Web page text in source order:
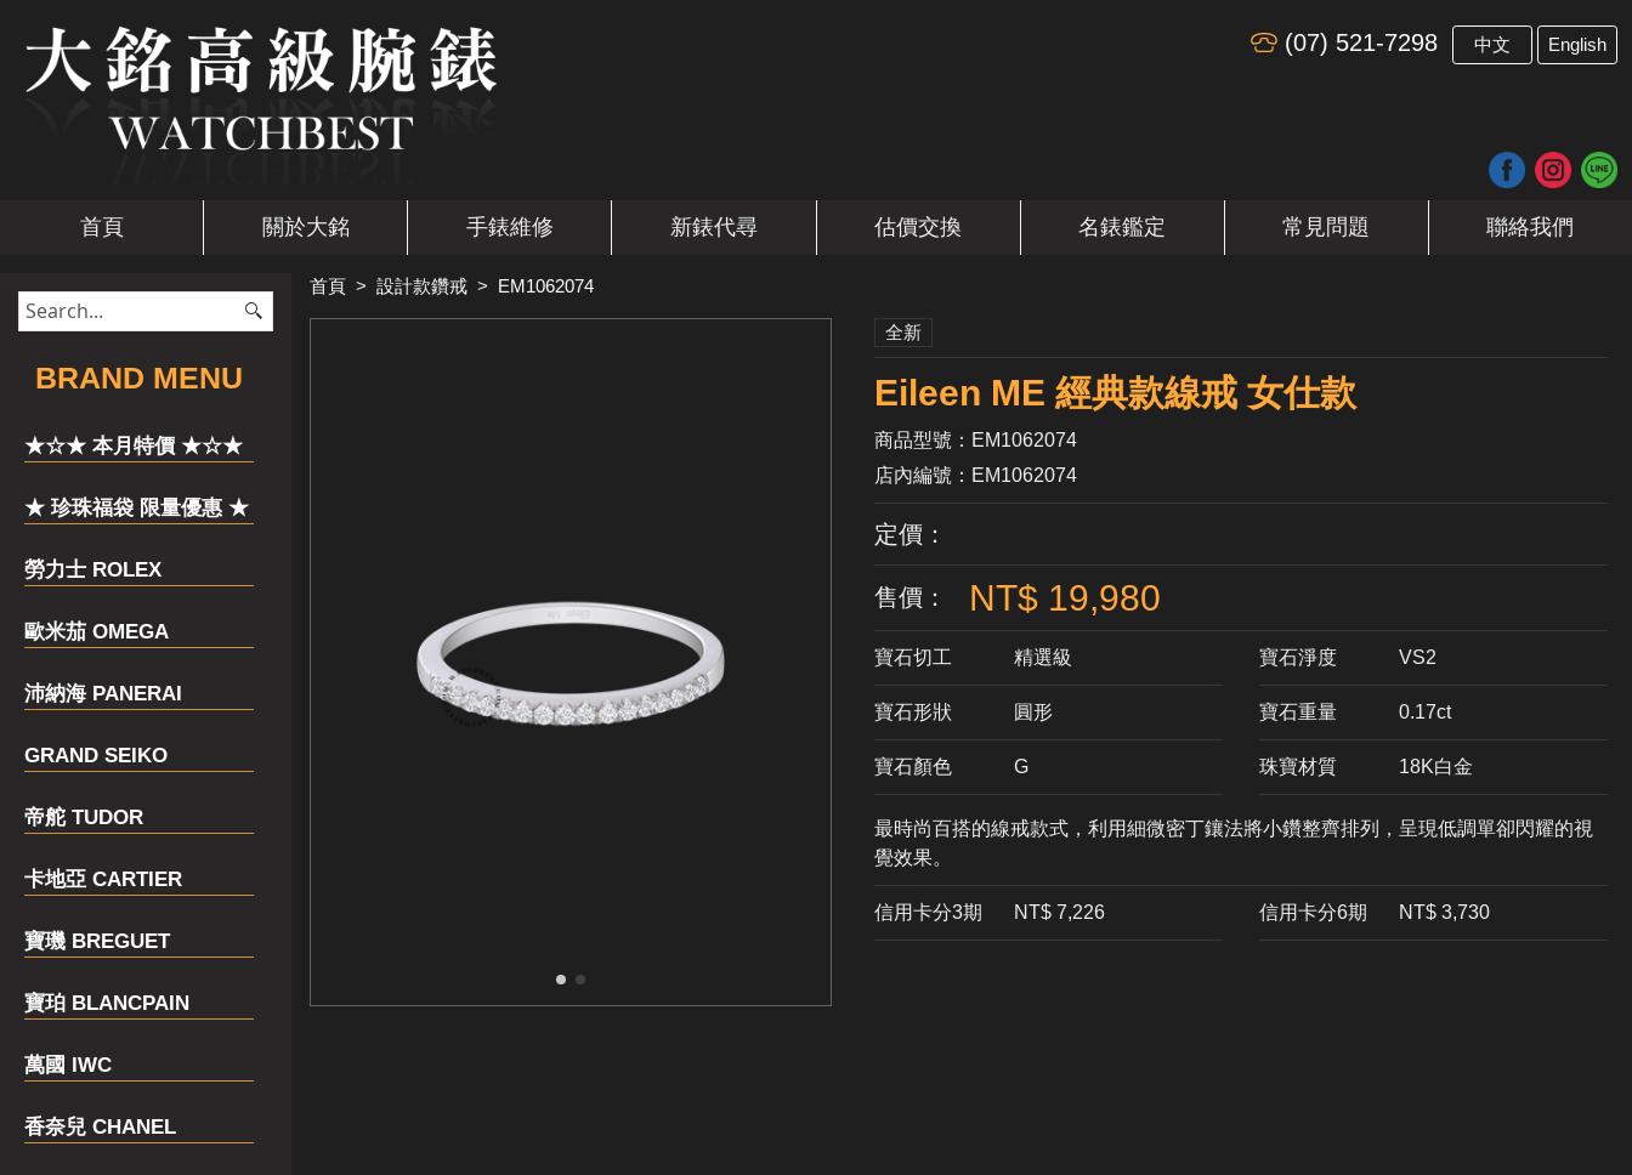
(07) 521-7298 中文 English
首頁 關於大銘 手錶維修 新錶代尋 估價交換 名錶鑑定 常見問題 聯絡我們
​BRAND MENU
★☆★ 本月特價 ★☆★
★ 珍珠福袋 限量優惠 ★
勞力士 ROLEX
歐米茄 OMEGA
沛納海 PANERAI
GRAND SEIKO
帝舵 TUDOR
卡地亞 CARTIER
寶璣 BREGUET
寶珀 BLANCPAIN
萬國 IWC
香奈兒 CHANEL
首頁 > 設計款鑽戒 > EM1062074
全新
Eileen ME 經典款線戒 女仕款
商品型號：EM1062074
店內編號：EM1062074
定價：
售價： NT$ 19,980
寶石切工 精選級 寶石淨度 VS2
寶石形狀 ​圓形 寶石重量 0.17ct
寶石顏色 G 珠寶材質 18K白金
最時尚百搭的線戒款式，利用細微密丁鑲法將小鑽整齊排列，呈現低調單卻閃耀的視
覺效果。
信用卡分3期 ​NT$ 7,226 信用卡分6期 NT$ 3,730